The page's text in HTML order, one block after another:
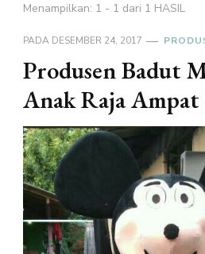
Menampilkan: 1 - 1 dari 1 HASIL
PADA DESEMBER 24, 2017
Produsen Badut
Anak Raja Ampat